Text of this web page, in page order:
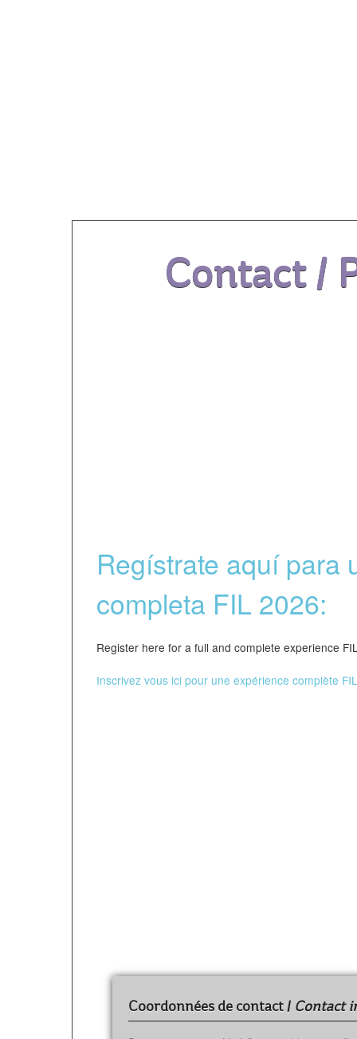
Contact /
Regístrate aquí para
completa FIL 2026:
Register here for a full and complete
Inscrivez vous ici pour une expérience
Coordonnées de contact / Contact